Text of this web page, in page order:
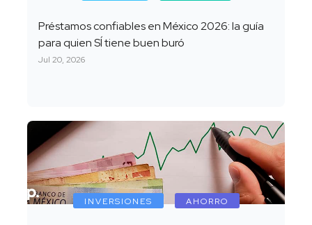
Préstamos confiables en México 2026: la guía
para quien SÍ tiene buen buró
Jul 20, 2026
INVERSIONES AHORRO